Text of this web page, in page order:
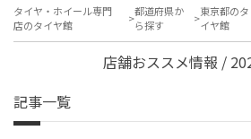
タイヤ・ホイール専門
店のタイヤ館
都道府県か
ら探す
東京都のタ
イヤ館
店舗おススメ情報 /
記事一覧